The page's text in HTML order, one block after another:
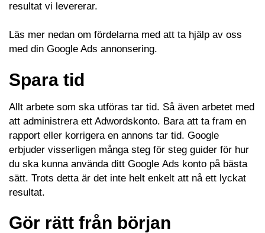
resultat vi levererar.
Läs mer nedan om fördelarna med att ta hjälp av oss
med din Google Ads annonsering.
Spara tid
Allt arbete som ska utföras tar tid. Så även arbetet med
att administrera ett Adwordskonto. Bara att ta fram en
rapport eller korrigera en annons tar tid. Google
erbjuder visserligen många steg för steg guider för hur
du ska kunna använda ditt Google Ads konto på bästa
sätt. Trots detta är det inte helt enkelt att nå ett lyckat
resultat.
Gör rätt från början